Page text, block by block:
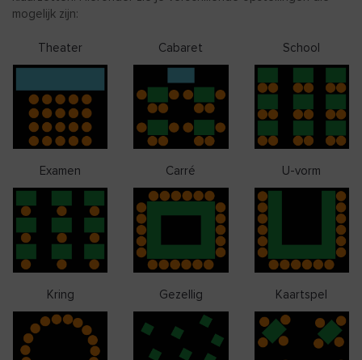
mogelijk zijn:
Theater Cabaret School
Examen Carré U-vorm
Kring Gezellig Kaartspel